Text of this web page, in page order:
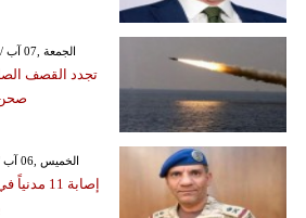
GMT 17:30 2026 الجمعة ,07 آب / أغسطس
تجدد القصف
GMT 21:59 2026 الخميس ,06 آب / أغسطس
إصابة 11